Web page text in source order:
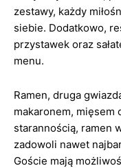
zestawy, każdy
siebie. Dodatkowo,
przystawek oraz
menu.
Ramen, druga
makaronem, mięsem
starannością, ramen
zadowoli nawet
Goście mają